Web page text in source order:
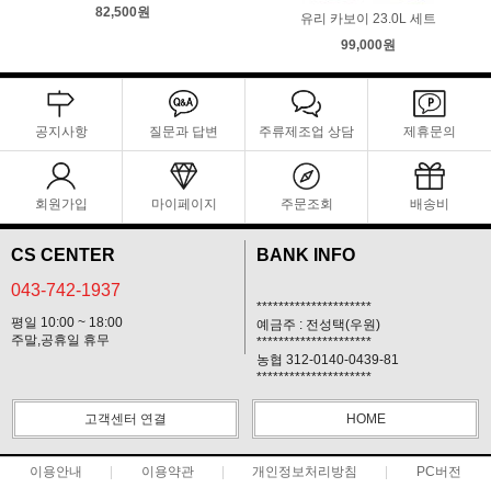
82,500원
유리 카보이 23.0L 세트
99,000원
공지사항 질문과 답변 주류제조업 상담 제휴문의
회원가입 마이페이지 주문조회 배송비
CS CENTER
043-742-1937
평일 10:00 ~ 18:00
주말,공휴일 휴무
BANK INFO
*********************
예금주 : 전성택(우원)
*********************
농협 312-0140-0439-81
*********************
고객센터 연결 HOME
이용안내 이용약관 개인정보처리방침 PC버전